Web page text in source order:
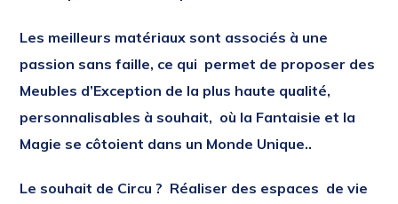
Les meilleurs matériaux sont associés à une
passion sans faille, ce qui permet de proposer des
Meubles d’Exception de la plus haute qualité,
personnalisables à souhait, où la Fantaisie et la
Magie se côtoient dans un Monde Unique..
Le souhait de Circu ? Réaliser des espaces de vie